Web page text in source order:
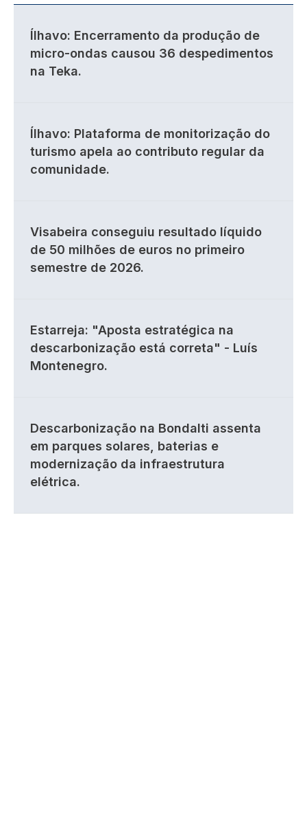
Ílhavo: Encerramento da produção de
micro-ondas causou 36 despedimentos
na Teka.
Ílhavo: Plataforma de monitorização do
turismo apela ao contributo regular da
comunidade.
Visabeira conseguiu resultado líquido
de 50 milhões de euros no primeiro
semestre de 2026.
Estarreja: "Aposta estratégica na
descarbonização está correta" - Luís
Montenegro.
Descarbonização na Bondalti assenta
em parques solares, baterias e
modernização da infraestrutura
elétrica.